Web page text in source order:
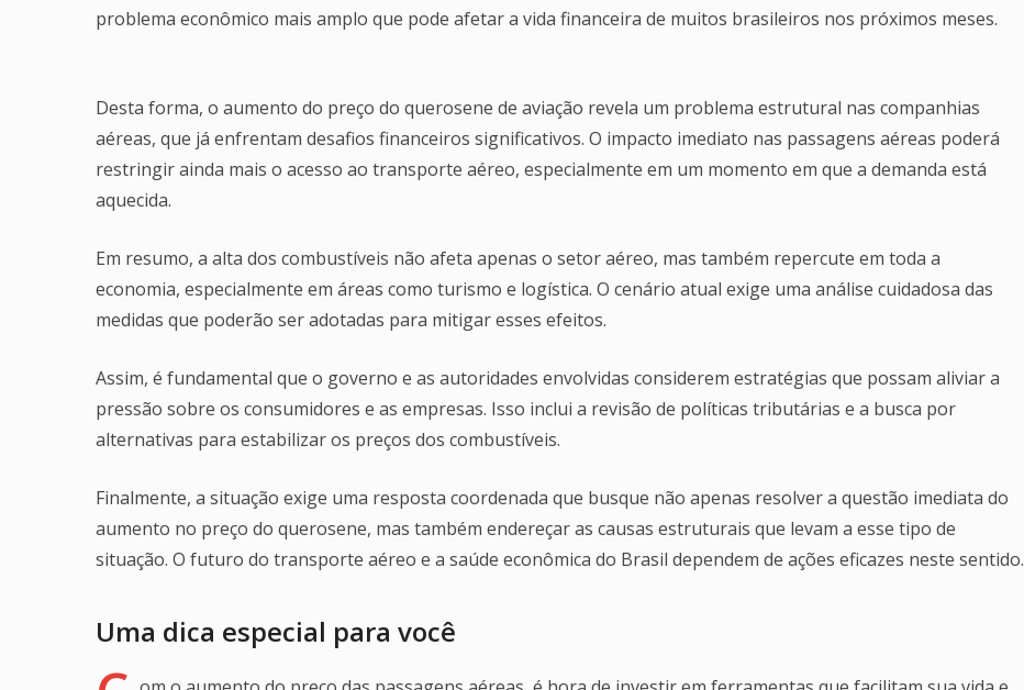
problema econômico mais amplo que pode afetar a vida financeira de muitos brasileiros nos próximos meses.
Desta forma, o aumento do preço do querosene de aviação revela um problema estrutural nas companhias
aéreas, que já enfrentam desafios financeiros significativos. O impacto imediato nas passagens aéreas poderá
restringir ainda mais o acesso ao transporte aéreo, especialmente em um momento em que a demanda está
aquecida.
Em resumo, a alta dos combustíveis não afeta apenas o setor aéreo, mas também repercute em toda a
economia, especialmente em áreas como turismo e logística. O cenário atual exige uma análise cuidadosa das
medidas que poderão ser adotadas para mitigar esses efeitos.
Assim, é fundamental que o governo e as autoridades envolvidas considerem estratégias que possam aliviar a
pressão sobre os consumidores e as empresas. Isso inclui a revisão de políticas tributárias e a busca por
alternativas para estabilizar os preços dos combustíveis.
Finalmente, a situação exige uma resposta coordenada que busque não apenas resolver a questão imediata do
aumento no preço do querosene, mas também endereçar as causas estruturais que levam a esse tipo de
situação. O futuro do transporte aéreo e a saúde econômica do Brasil dependem de ações eficazes neste sentido.
Uma dica especial para você